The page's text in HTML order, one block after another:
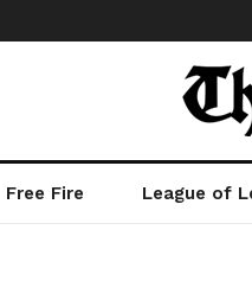
Free Fire League of